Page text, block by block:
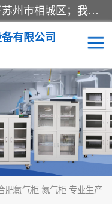
苏州纳冠电子设备有限公司位于苏州市相城区；我司依托国外先进技术结合国内用户的需求，为客户提供具有WMS功能的超低湿快速除湿电子防潮，压缩空气连续干燥柜、智能物料管理氮气储物柜、自制氮氮气柜、防潮氮气组合柜、不锈钢洁净氮气柜、洁净储物柜、石墨舟柜、亮灯导引丝网板存储柜、PCB柔性板气密干燥柜等
有限公司
肥氮气柜 氮气柜 专业生产
气柜
箱